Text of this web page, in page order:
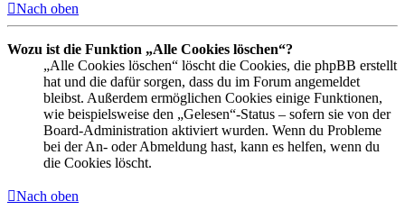
Nach oben
Wozu ist die Funktion „Alle Cookies löschen“?
„Alle Cookies löschen“ löscht die Cookies, die phpBB erstellt
hat und die dafür sorgen, dass du im Forum angemeldet
bleibst. Außerdem ermöglichen Cookies einige Funktionen,
wie beispielsweise den „Gelesen“-Status – sofern sie von der
Board-Administration aktiviert wurden. Wenn du Probleme
bei der An- oder Abmeldung hast, kann es helfen, wenn du
die Cookies löscht.
Nach oben